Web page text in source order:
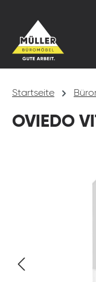
Startseite
OVIEDO